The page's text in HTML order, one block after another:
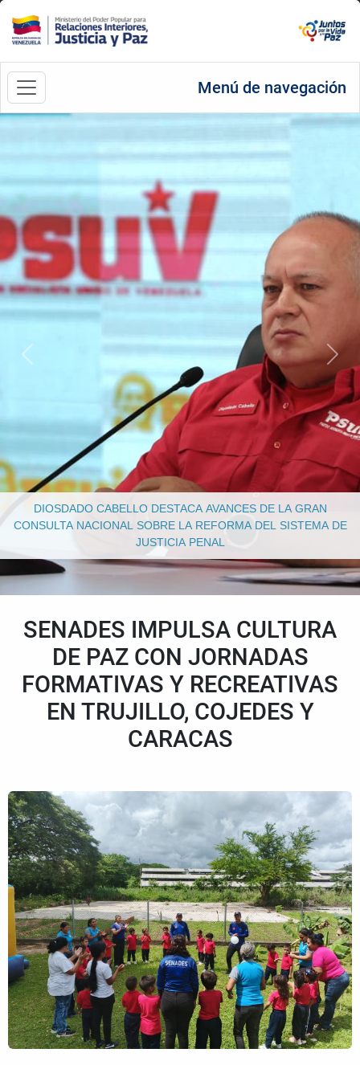
Menú de navegación
DIOSDADO CABELLO DESTACA AVANCES DE LA GRAN
CONSULTA NACIONAL SOBRE LA REFORMA DEL SISTEMA DE
JUSTICIA PENAL
Anterior
SENADES IMPULSA CULTURA
DE PAZ CON JORNADAS
FORMATIVAS Y RECREATIVAS
EN TRUJILLO, COJEDES Y
CARACAS